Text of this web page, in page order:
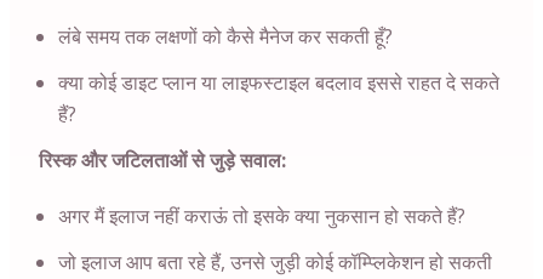
लंबे समय तक लक्षणों को कैसे मैनेज कर सकती हूँ?
क्या कोई डाइट प्लान या लाइफस्टाइल बदलाव इससे राहत दे सकते
हैं?
रिस्क और जटिलताओं से जुड़े सवाल:
अगर मैं इलाज नहीं कराऊं तो इसके क्या नुकसान हो सकते हैं?
जो इलाज आप बता रहे हैं, उनसे जुड़ी कोई कॉम्प्लिकेशन हो सकती